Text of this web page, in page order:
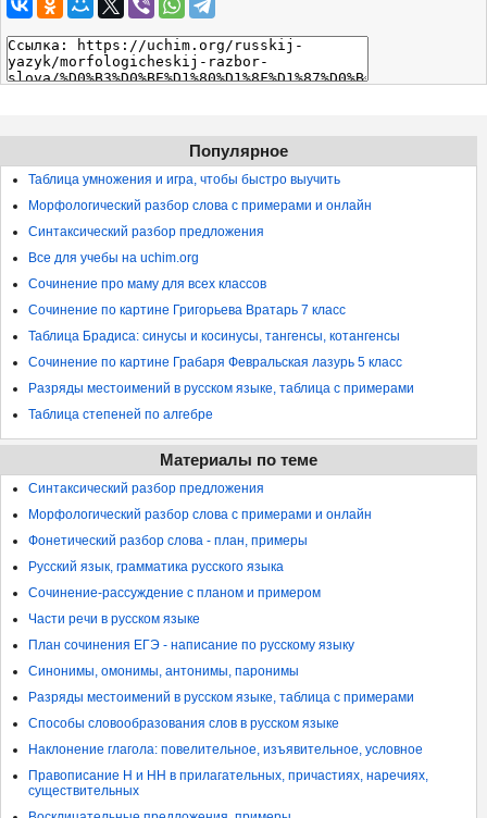
Популярное
Таблица умножения и игра, чтобы быстро выучить
Морфологический разбор слова с примерами и онлайн
Синтаксический разбор предложения
Все для учебы на uchim.org
Сочинение про маму для всех классов
Сочинение по картине Григорьева Вратарь 7 класс
Таблица Брадиса: синусы и косинусы, тангенсы, котангенсы
Сочинение по картине Грабаря Февральская лазурь 5 класс
Разряды местоимений в русском языке, таблица с примерами
Таблица степеней по алгебре
Материалы по теме
Синтаксический разбор предложения
Морфологический разбор слова с примерами и онлайн
Фонетический разбор слова - план, примеры
Русский язык, грамматика русского языка
Сочинение-рассуждение с планом и примером
Части речи в русском языке
План сочинения ЕГЭ - написание по русскому языку
Синонимы, омонимы, антонимы, паронимы
Разряды местоимений в русском языке, таблица с примерами
Способы словообразования слов в русском языке
Наклонение глагола: повелительное, изъявительное, условное
Правописание Н и НН в прилагательных, причастиях, наречиях,
существительных